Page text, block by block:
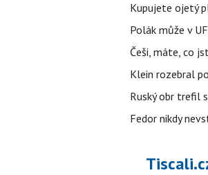
Kupujete ojetý
Polák může v
Češi, máte, co
Klein rozebral
Ruský obr trefil
Fedor nikdy